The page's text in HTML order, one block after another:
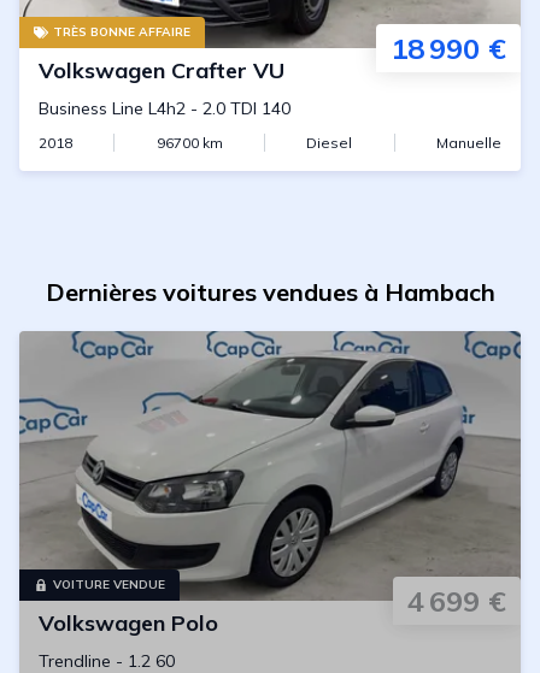
TRÈS BONNE AFFAIRE 18 990 €
Volkswagen Crafter VU
Business Line L4h2 - 2.0 TDI 140
2018 96700km Diesel Manuelle
Dernières voitures vendues à Hambach
VOITURE VENDUE 4 699 €
Volkswagen Polo
Trendline - 1.2 60